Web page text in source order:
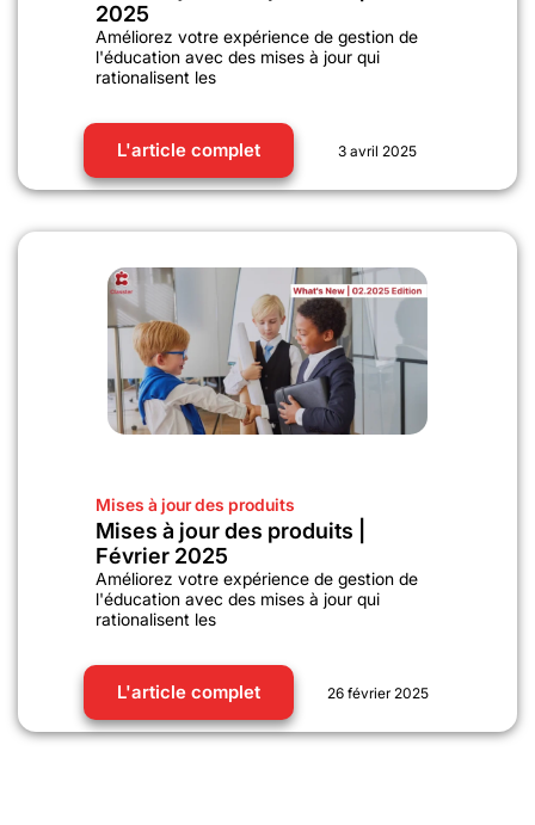
2025
Améliorez votre expérience de gestion de
l'éducation avec des mises à jour qui
rationalisent les
L'article complet 3 avril 2025
Mises à jour des produits
Mises à jour des produits |
Février 2025
Améliorez votre expérience de gestion de
l'éducation avec des mises à jour qui
rationalisent les
L'article complet 26 février 2025